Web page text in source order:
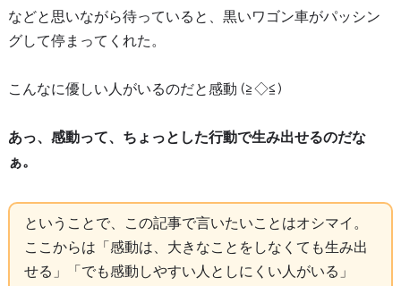
などと思いながら待っていると、黒いワゴン車がパッシン
グして停まってくれた。
こんなに優しい人がいるのだと感動 (≧◇≦)
あっ、感動って、ちょっとした行動で生み出せるのだな
ぁ。
ということで、この記事で言いたいことはオシマイ。
ここからは「感動は、大きなことをしなくても生み出
せる」「でも感動しやすい人としにくい人がいる」